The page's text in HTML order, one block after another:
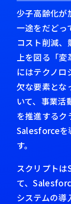
少子高齢化が
一途をだどっ
コスト削減
上を図る「変
にはテクノ
欠な要素とな
いて、事業
を推進するク
Salesforceを
す。
スクリプト
て、
システムの導